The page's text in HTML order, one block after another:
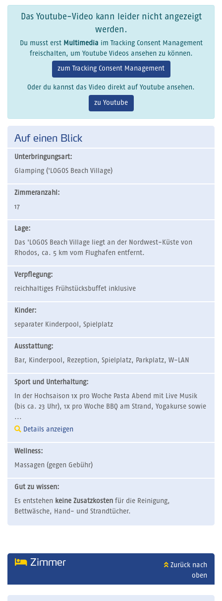
Das Youtube-Video kann leider nicht angezeigt
werden.
Du musst erst Multimedia im Tracking Consent Management
freischalten, um Youtube Videos ansehen zu können.
zum Tracking Consent Management
Oder du kannst das Video direkt auf Youtube ansehen.
zu Youtube
Auf einen Blick
Unterbringungsart:
Glamping ('LOGOS Beach Village)
Zimmeranzahl:
17
Lage:
Das 'LOGOS Beach Village liegt an der Nordwest-Küste von
Rhodos, ca. 5 km vom Flughafen entfernt.
Verpflegung:
reichhaltiges Frühstücksbuffet inklusive
Kinder:
separater Kinderpool, Spielplatz
Ausstattung:
Bar, Kinderpool, Rezeption, Spielplatz, Parkplatz, W-LAN
Sport und Unterhaltung:
In der Hochsaison 1x pro Woche Pasta Abend mit Live Musik
(bis ca. 23 Uhr), 1x pro Woche BBQ am Strand, Yogakurse sowie
...
Details anzeigen
Wellness:
Massagen (gegen Gebühr)
Gut zu wissen:
Es entstehen keine Zusatzkosten für die Reinigung,
Bettwäsche, Hand- und Strandtücher.
Zimmer
Zurück nach
oben